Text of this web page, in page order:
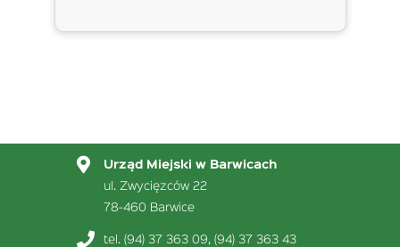
Urząd Miejski w Barwicach
ul. Zwycięzców 22
78-460 Barwice
tel. (94) 37 363 09, (94) 37 363 43